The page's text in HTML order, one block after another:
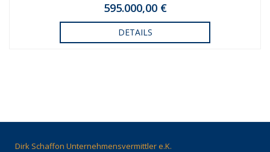
595.000,00 €
DETAILS
Dirk Schaffon Unternehmensvermittler e.K.